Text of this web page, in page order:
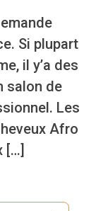
Si plupart
il y’a des
salon de
Les
Afro
[…]